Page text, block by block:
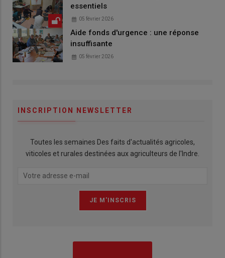
essentiels
05 février 2026
Aide fonds d'urgence : une réponse
insuffisante
05 février 2026
INSCRIPTION NEWSLETTER
Toutes les semaines Des faits d'actualités agricoles,
viticoles et rurales destinées aux agriculteurs de l'Indre.